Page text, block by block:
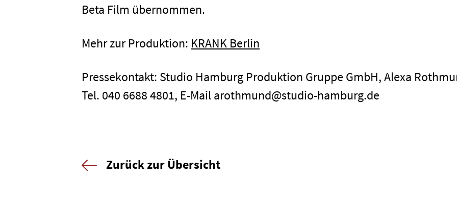
Beta Film übernommen.
Mehr zur Produktion: KRANK Berlin
Pressekontakt: Studio Hamburg Produktion Gruppe GmbH, Alexa
Tel. 040 6688 4801, E-Mail arothmund@studio-hamburg.de
Zurück zur Übersicht